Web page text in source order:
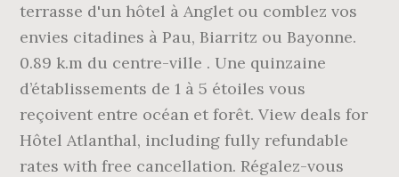
terrasse d'un hôtel à Anglet ou comblez vos
envies citadines à Pau, Biarritz ou Bayonne.
0.89 k.m du centre-ville . Une quinzaine
d’établissements de 1 à 5 étoiles vous
reçoivent entre océan et forêt. View deals for
Hôtel Atlanthal, including fully refundable
rates with free cancellation. Régalez-vous